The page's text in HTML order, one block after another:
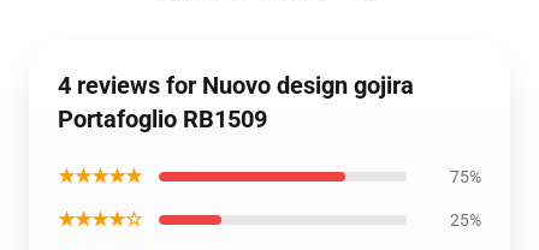
4 reviews for Nuovo design gojira
Portafoglio RB1509
★★★★★ 75%
★★★★☆ 25%